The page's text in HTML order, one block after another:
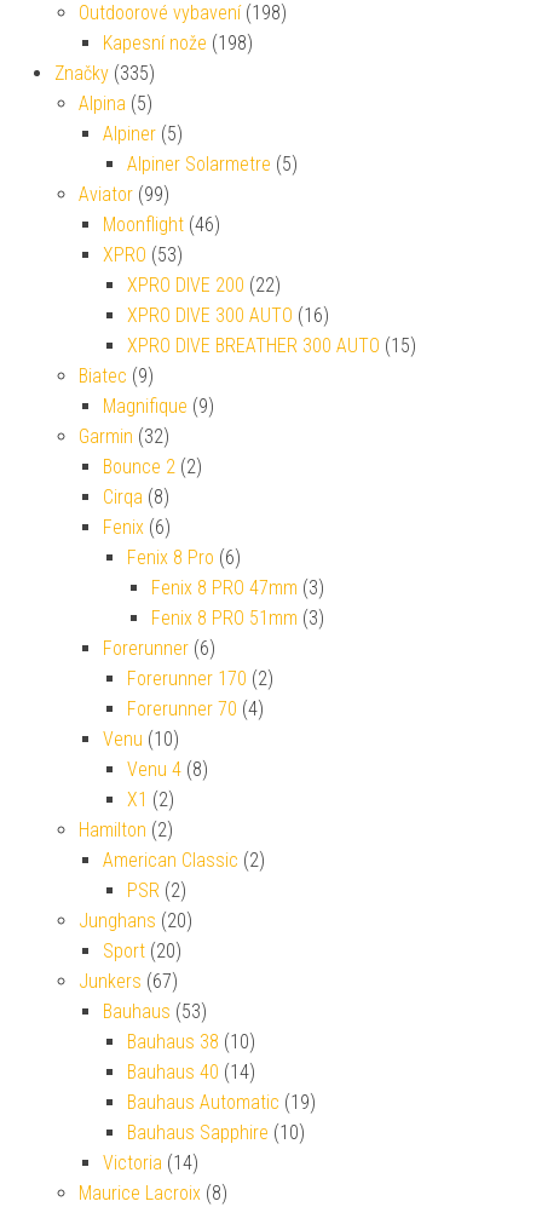
Outdoorové vybavení (198)
Kapesní nože (198)
Značky (335)
Alpina (5)
Alpiner (5)
Alpiner Solarmetre (5)
Aviator (99)
Moonflight (46)
XPRO (53)
XPRO DIVE 200 (22)
XPRO DIVE 300 AUTO (16)
XPRO DIVE BREATHER 300 AUTO (15)
Biatec (9)
Magnifique (9)
Garmin (32)
Bounce 2 (2)
Cirqa (8)
Fenix (6)
Fenix 8 Pro (6)
Fenix 8 PRO 47mm (3)
Fenix 8 PRO 51mm (3)
Forerunner (6)
Forerunner 170 (2)
Forerunner 70 (4)
Venu (10)
Venu 4 (8)
X1 (2)
Hamilton (2)
American Classic (2)
PSR (2)
Junghans (20)
Sport (20)
Junkers (67)
Bauhaus (53)
Bauhaus 38 (10)
Bauhaus 40 (14)
Bauhaus Automatic (19)
Bauhaus Sapphire (10)
Victoria (14)
Maurice Lacroix (8)